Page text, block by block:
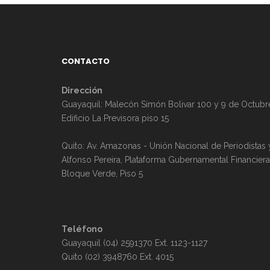
CONTACTO
Dirección
Guayaquil: Malecón Simón Bolivar 100 y 9 de
Edificio La Previsora piso 15
Quito: Av. Amazonas - Unión Nacional de Periodistas
Alfonso Pereira, Plataforma Gubernamental Financiera,
Bloque Verde, Piso 5
Teléfono
Guayaquil (04) 2591370 Ext. 1123-1127
Quito (02) 3948760 Ext. 4015